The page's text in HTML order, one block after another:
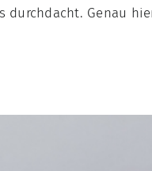
Genau